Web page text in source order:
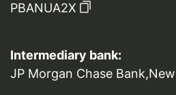
PBANUA2X
Intermediary bank:
JP Morgan Chase